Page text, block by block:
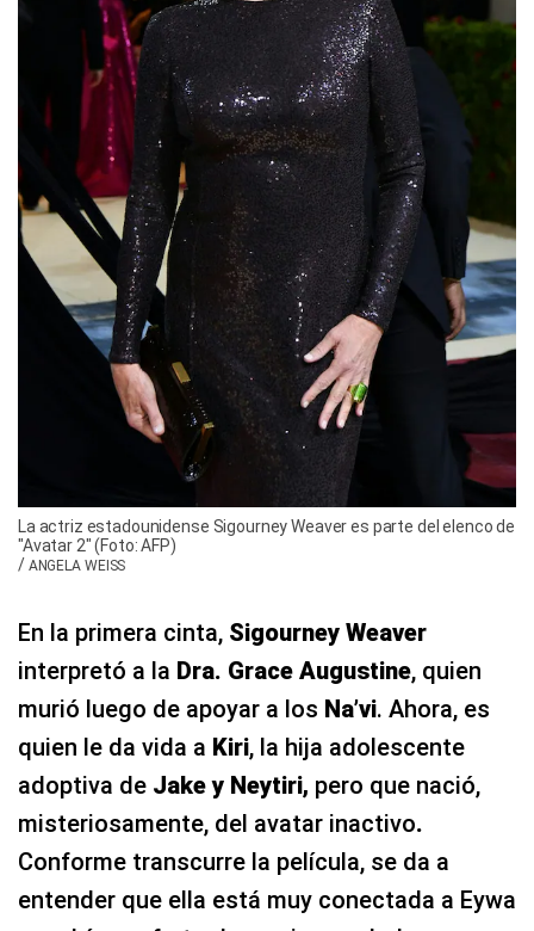
La actriz estadounidense Sigourney Weaver es parte del elenco de
"Avatar 2" (Foto: AFP)
/ ANGELA WEISS
En la primera cinta, Sigourney Weaver
interpretó a la Dra. Grace Augustine, quien
murió luego de apoyar a los Na’vi. Ahora, es
quien le da vida a Kiri, la hija adolescente
adoptiva de Jake y Neytiri, pero que nació,
misteriosamente, del avatar inactivo.
Conforme transcurre la película, se da a
entender que ella está muy conectada a Eywa